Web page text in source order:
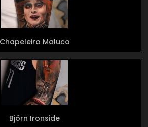
Chapeleiro Maluco
Björn Ironside